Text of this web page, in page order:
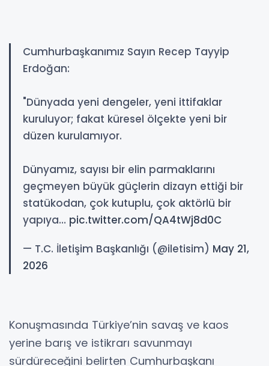
Cumhurbaşkanımız Sayın Recep Tayyip
Erdoğan:
"Dünyada yeni dengeler, yeni ittifaklar
kuruluyor; fakat küresel ölçekte yeni bir
düzen kurulamıyor.
Dünyamız, sayısı bir elin parmaklarını
geçmeyen büyük güçlerin dizayn ettiği bir
statükodan, çok kutuplu, çok aktörlü bir
yapıya… pic.twitter.com/QA4tWj8d0C
— T.C. İletişim Başkanlığı (@iletisim) May 21,
2026
Konuşmasında Türkiye’nin savaş ve kaos
yerine barış ve istikrarı savunmayı
sürdüreceğini belirten Cumhurbaşkanı